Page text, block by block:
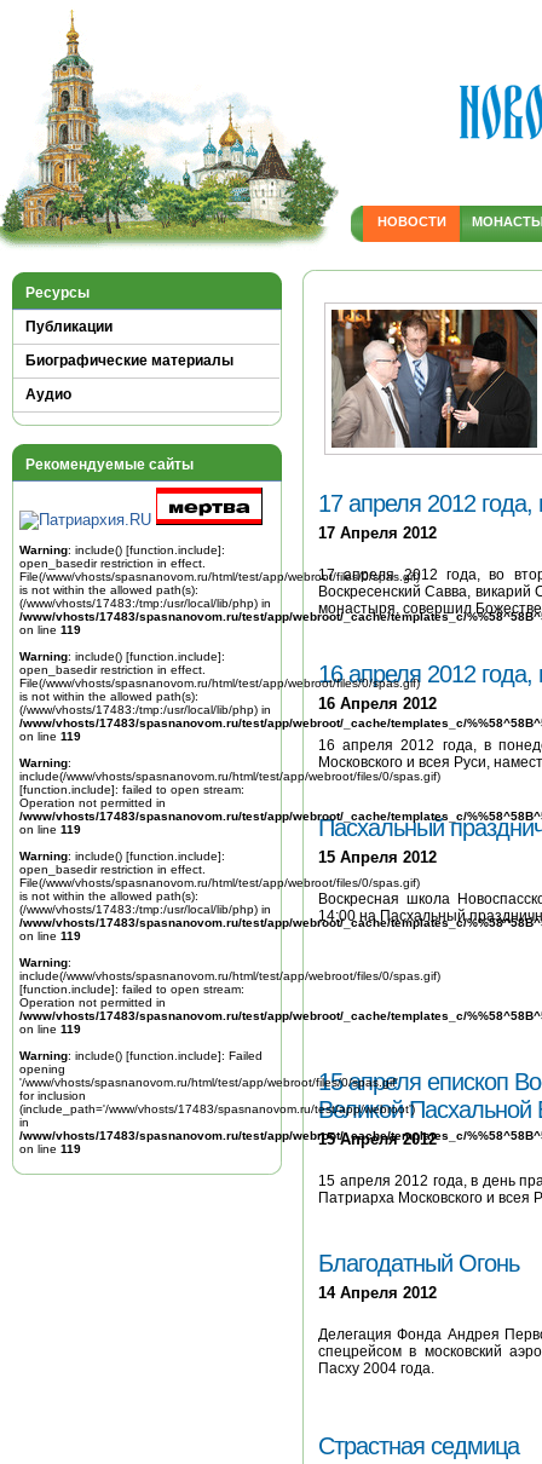
17 апреля 2012
17 Апреля 2012
17 апреля 2012 года, во
Воскресенский Савва, викарий
монастыря, совершил
16 апреля 2012
16 Апреля 2012
16 апреля 2012 года, в
Московского и всея Руси,
Пасхальный
15 Апреля 2012
Воскресная школа
14:00 на Пасхальный
15 апреля епископ
Великой Пасхальной
15 Апреля 2012
15 апреля 2012 года, в день
Патриарха Московского и всея
Благодатный Огонь
14 Апреля 2012
Делегация Фонда Андрея
спецрейсом в московский
Пасху 2004 года.
Страстная седмица
НОВОСТИ
Ресурсы
Публикации
Биографические материалы
Аудио
Рекомендуемые сайты
Warning: include() [function.include]:
open_basedir restriction in effect.
File(/www/vhosts/spasnanovom.ru/html/test/app/webroot/files/0/spas.gif)
is not within the allowed path(s):
(/www/vhosts/17483:/tmp:/usr/local/lib/php) in
/www/vhosts/17483/spasnanovom.ru/test/app/webroot/_cache/templates_c/
on line 119
Warning: include() [function.include]:
open_basedir restriction in effect.
File(/www/vhosts/spasnanovom.ru/html/test/app/webroot/files/0/spas.gif)
is not within the allowed path(s):
(/www/vhosts/17483:/tmp:/usr/local/lib/php) in
/www/vhosts/17483/spasnanovom.ru/test/app/webroot/_cache/templates_c/
on line 119
Warning:
include(/www/vhosts/spasnanovom.ru/html/test/app/webroot/files/0/spas.gif)
[function.include]: failed to open stream:
Operation not permitted in
/www/vhosts/17483/spasnanovom.ru/test/app/webroot/_cache/templates_c/
on line 119
Warning: include() [function.include]:
open_basedir restriction in effect.
File(/www/vhosts/spasnanovom.ru/html/test/app/webroot/files/0/spas.gif)
is not within the allowed path(s):
(/www/vhosts/17483:/tmp:/usr/local/lib/php) in
/www/vhosts/17483/spasnanovom.ru/test/app/webroot/_cache/templates_c/
on line 119
Warning:
include(/www/vhosts/spasnanovom.ru/html/test/app/webroot/files/0/spas.gif)
[function.include]: failed to open stream:
Operation not permitted in
/www/vhosts/17483/spasnanovom.ru/test/app/webroot/_cache/templates_c/
on line 119
Warning: include() [function.include]: Failed
opening
'/www/vhosts/spasnanovom.ru/html/test/app/webroot/files/0/spas.gif'
for inclusion
(include_path='/www/vhosts/17483/spasnanovom.ru/test/app/webroot')
in
/www/vhosts/17483/spasnanovom.ru/test/app/webroot/_cache/templates_c/
on line 119